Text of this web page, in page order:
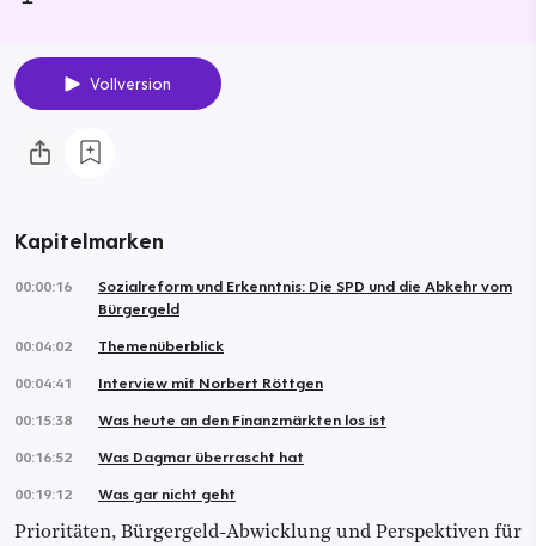
Vollversion
Kapitelmarken
00:00:16
Sozialreform und Erkenntnis: Die SPD und die Abkehr vom
Bürgergeld
00:04:02
Themenüberblick
00:04:41
Interview mit Norbert Röttgen
00:15:38
Was heute an den Finanzmärkten los ist
00:16:52
Was Dagmar überrascht hat
00:19:12
Was gar nicht geht
Prioritäten, Bürgergeld-Abwicklung und Perspektiven für